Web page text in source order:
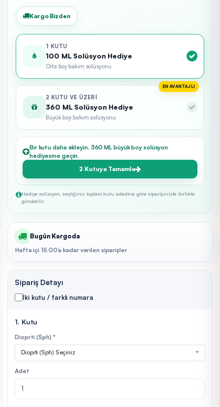
Kargo Bizden
1 KUTU
100 ML Solüsyon Hediye
Orta boy bakım solüsyonu
EN AVANTAJLI
2 KUTU VE ÜZERI
360 ML Solüsyon Hediye
Büyük boy bakım solüsyonu
Bir kutu daha ekleyin, 360 ML büyük boy solüsyon
hediyesine geçin.
2 Kutuya Tamamla
Hediye solüsyon, seçtiğiniz toplam kutu adedine göre siparişinizle birlikte
gönderilir.
Bugün Kargoda
Hafta içi 15:00’a kadar verilen siparişler
Sipariş Detayı
İki kutu / farklı numara
1. Kutu
Dioprti (Sph) *
Dioprti (Sph) Seçiniz
Adet